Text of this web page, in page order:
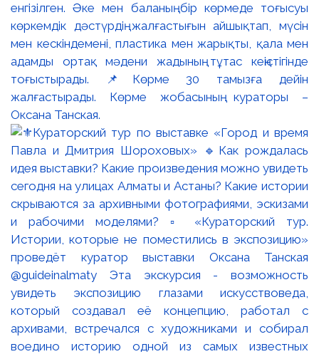
енгізілген. Әке мен баланың бір көрмеде тоғысуы
көркемдік дәстүрдің жалғастығын айшықтап, мүсін
мен кескіндемені, пластика мен жарықты, қала мен
адамды ортақ мәдени жадының тұтас кеңістігінде
тоғыстырады. 📌Көрме 30 тамызға дейін
жалғастырады. Көрме жобасының кураторы –
Оксана Танская.